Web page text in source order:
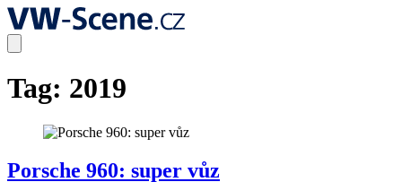
Tag: 2019
Porsche 960: super vůz